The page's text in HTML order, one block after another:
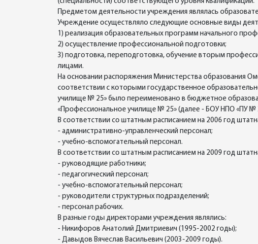
Предметом деятельности учреждения являлась
Учреждение осуществляло следующие основные виды
1) реализация образовательных программ начального
2) осуществление профессиональной подготовки;
3) подготовка, переподготовка, обучение вторым
лицами.
На основании распоряжения Министерства образования
соответствии с которыми государственное
училище № 25» было переименовано в бюджетное
«Профессиональное училище № 25» (далее - БОУ НПО «ПУ №
В соответствии со штатным расписанием на 2006 год
- административно-управленческий персонал;
- учебно-вспомогательный персонал.
В соответствии со штатным расписанием на 2009 год
- руководящие работники;
- педагогический персонал;
- учебно-вспомогательный персонал;
- руководители структурных подразделений;
- персонал рабочих.
В разные годы директорами учреждения являлись:
- Никифоров Анатолий Дмитриевич (1995-2002 годы);
- Давыдов Вячеслав Васильевич (2003-2009 годы).